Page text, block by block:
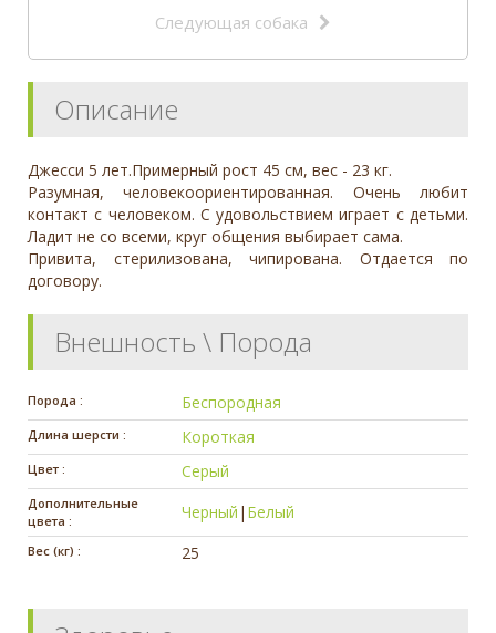
Следующая собака
Описание
Джесси 5 лет.Примерный рост 45 см, вес - 23 кг.
Разумная, человекоориентированная. Очень любит
контакт с человеком. С удовольствием играет с детьми.
Ладит не со всеми, круг общения выбирает сама.
Привита, стерилизована, чипирована. Отдается по
договору.
Внешность \ Порода
Порода : Беспородная
Длина шерсти : Короткая
Цвет : Серый
Дополнительные
цвета :
Черный | Белый
Вес (кг) : 25